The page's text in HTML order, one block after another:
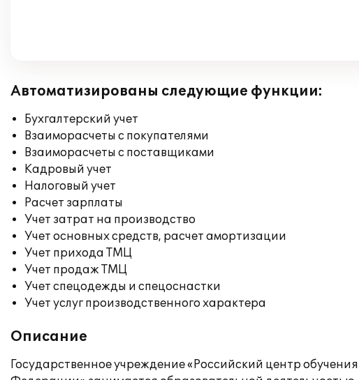
Автоматизированы следующие функции:
Бухгалтерский учет
Взаиморасчеты с покупателями
Взаиморасчеты с поставщиками
Кадровый учет
Налоговый учет
Расчет зарплаты
Учет затрат на производство
Учет основных средств, расчет амортизации
Учет прихода ТМЦ
Учет продаж ТМЦ
Учет спецодежды и спецоснастки
Учет услуг производственного характера
Описание
Государственное учреждение «Российский центр